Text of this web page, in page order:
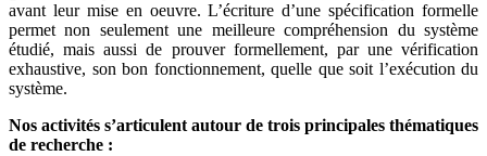
avant leur mise en oeuvre. L’écriture d’une spécification formelle
permet non seulement une meilleure compréhension du système
étudié, mais aussi de prouver formellement, par une vérification
exhaustive, son bon fonctionnement, quelle que soit l’exécution du
système.
Nos activités s’articulent autour de trois principales thématiques
de recherche :